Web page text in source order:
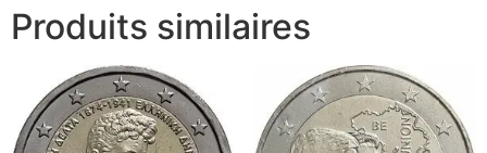
Produits similaires